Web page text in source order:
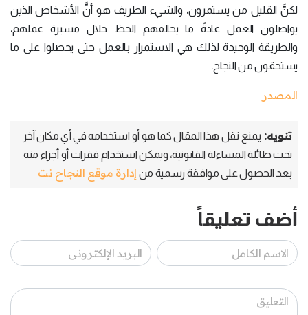
لكنَّ القليل من يستمرون، والشيء الطريف هو أنَّ الأشخاص الذين
يواصلون العمل عادةً ما يحالفهم الحظ خلال مسيرة عملهم،
والطريقة الوحيدة لذلك هي الاستمرار بالعمل حتى يحصلوا على ما
يستحقون من النجاح.
المصدر
تنويه: يمنع نقل هذا المقال كما هو أو استخدامه في أي مكان آخر
تحت طائلة المساءلة القانونية، ويمكن استخدام فقرات أو أجزاء منه
بعد الحصول على موافقة رسمية من إدارة موقع النجاح نت
أضف تعليقاً